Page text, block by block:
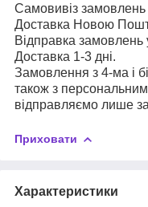
Самовивіз замовлень
Доставка Новою
Відправка замовлень
Доставка 1-3 дні.
Замовлення з 4-ма і
також з
відправляємо лише
Приховати
Характеристики